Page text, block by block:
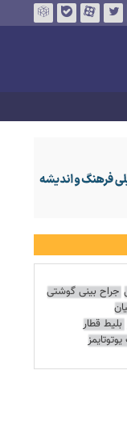
جراح بینی گوشتی
بلیط قطار